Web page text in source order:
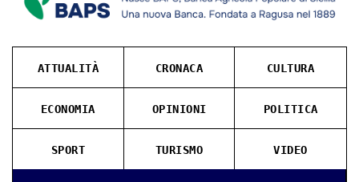
ATTUALITÀ CRONACA CULTURA
ECONOMIA OPINIONI POLITICA
SPORT TURISMO VIDEO